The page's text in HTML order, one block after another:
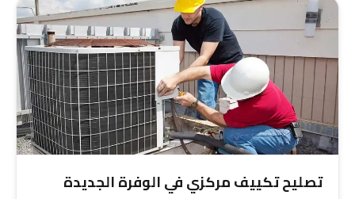
تصليح تكييف مركزي في الوفرة الجديدة